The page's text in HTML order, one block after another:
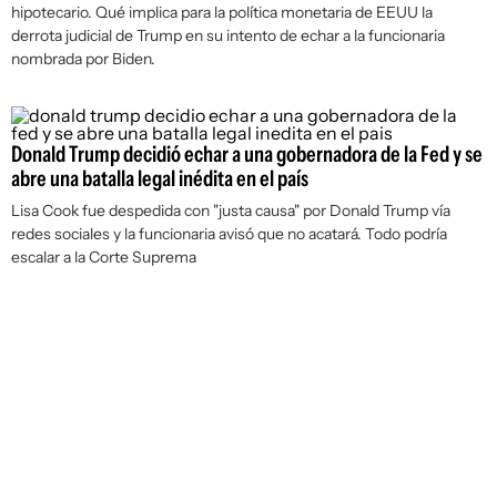
hipotecario. Qué implica para la política monetaria de EEUU la
derrota judicial de Trump en su intento de echar a la funcionaria
nombrada por Biden.
Donald Trump decidió echar a una gobernadora de la Fed y se
abre una batalla legal inédita en el país
Lisa Cook fue despedida con "justa causa" por Donald Trump vía
redes sociales y la funcionaria avisó que no acatará. Todo podría
escalar a la Corte Suprema